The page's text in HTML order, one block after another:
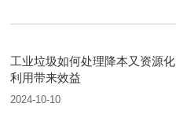
工业垃圾如何处理降本又资源化
利用带来效益
2024-10-10